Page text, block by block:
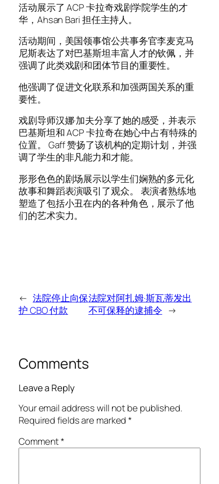
活动展示了 ACP 卡拉奇戏剧学院学生的才
华，Ahsan Bari 担任主持人。
活动期间，美国领事馆公共事务官李麦克马
尼斯表达了对巴基斯坦丰富人才的钦佩，并
强调了此类戏剧和团体节目的重要性。
他强调了促进文化联系和加强两国关系的重
要性。
戏剧导师汉娜·加夫分享了她的感受，并表示
巴基斯坦和 ACP 卡拉奇在她心中占有特殊的
位置。 Gaff 赞扬了该机构的定期计划，并强
调了学生的非凡能力和才能。
形形色色的剧场展示以学生们娴熟的多元化
故事和舞蹈表演吸引了观众。 表演者熟练地
塑造了包括小丑在内的各种角色，展示了他
们的艺术实力。
← 法院停止向保
护 CBO 付款
法院对阿扎姆·斯瓦蒂发出
不可保释的逮捕令 →
Comments
Leave a Reply
Your email address will not be published.
Required fields are marked*
Comment*